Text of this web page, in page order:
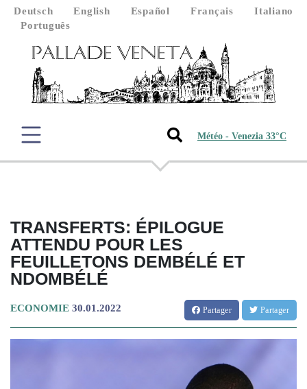
Deutsch English Español Français
Italiano
Português
Météo - Venezia 33°C
TRANSFERTS: ÉPILOGUE
ATTENDU POUR LES
FEUILLETONS DEMBÉLÉ ET
NDOMBÉLÉ
ECONOMIE 30.01.2022 Partager Partager